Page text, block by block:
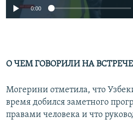
0:00
О ЧЕМ ГОВОРИЛИ НА
Могерини отметила, что
время добился заметного
правами человека и что